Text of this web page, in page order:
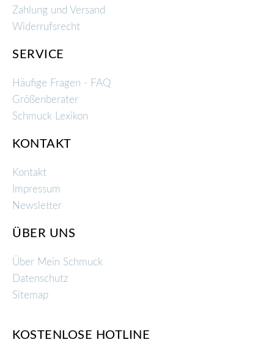
Zahlung und Versand
Widerrufsrecht
SERVICE
Häufige Fragen - FAQ
Größenberater
Schmuck Lexikon
KONTAKT
Kontakt
Impressum
Newsletter
ÜBER UNS
Über Mein Schmuck
Datenschutz
Sitemap
KOSTENLOSE HOTLINE